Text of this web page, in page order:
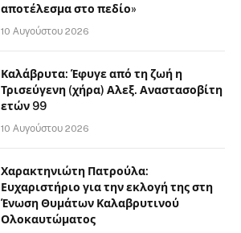
αποτέλεσμα στο πεδίο»
10 Αυγούστου 2026
Καλάβρυτα: Έφυγε από τη ζωή η
Τρισεύγενη (χήρα) Αλεξ. Αναστασοβίτη
ετών 99
10 Αυγούστου 2026
Χαρακτηνιώτη Πατρούλα:
Ευχαριστήριο για την εκλογή της στη
Ένωση Θυμάτων Καλαβρυτινού
Ολοκαυτώματος